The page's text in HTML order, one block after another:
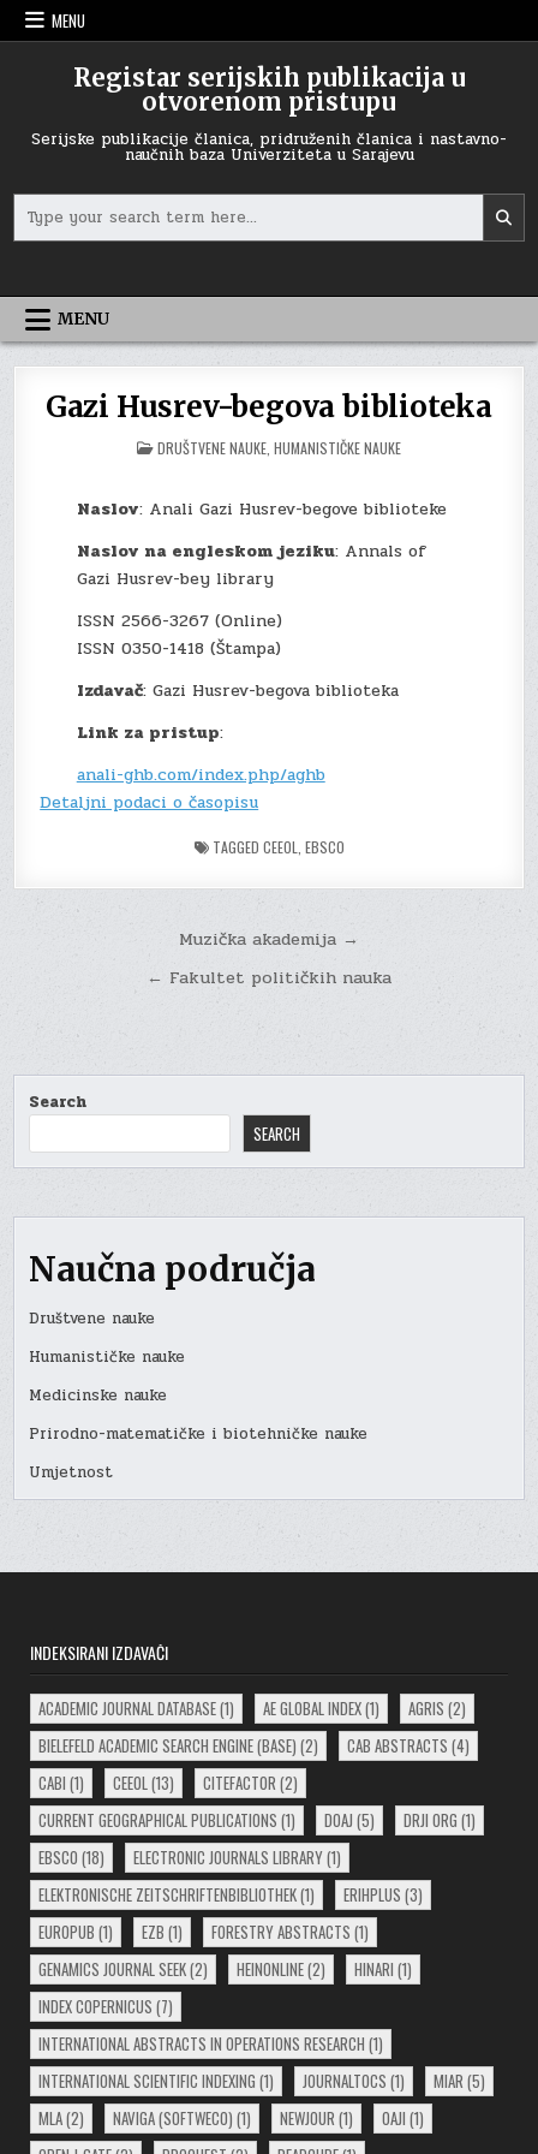
Skip
to
MENU
Registar serijskih publikacija u
otvorenom pristupu
Serijske publikacije članica, pridruženih članica i nastavno-
naučnih baza Univerziteta u Sarajevu
for:
MENU
Gazi Husrev-begova biblioteka
POSTED
IN
DRUŠTVENE NAUKE HUMANISTIČKE NAUKE
Naslov: Anali Gazi Husrev-begove biblioteke
Naslov na engleskom jeziku: Annals of
Gazi Husrev-bey library
ISSN 2566-3267 (Online)
ISSN 0350-1418 (Štampa)
Izdavač: Gazi Husrev-begova biblioteka
Link za pristup:
anali-ghb.com/index.php/aghb
Detaljni podaci o časopisu
TAGGED CEEOL EBSCO
navigation
Muzička akademija →
← Fakultet političkih nauka
Search
SEARCH
Naučna područja
Društvene nauke
Humanističke nauke
Medicinske nauke
Prirodno-matematičke i biotehničke nauke
Umjetnost
INDEKSIRANI IZDAVAČI
ACADEMIC JOURNAL DATABASE(1) AE GLOBAL INDEX(1) AGRIS (2)
BIELEFELD ACADEMIC SEARCH ENGINE (BASE) (2) CAB ABSTRACTS (4)
CABI (1) CEEOL (13) CITEFACTOR (2)
CURRENT GEOGRAPHICAL PUBLICATIONS (1) DOAJ (5) DRJI ORG (1)
EBSCO (18) ELECTRONIC JOURNALS LIBRARY(1)
ELEKTRONISCHE ZEITSCHRIFTENBIBLIOTHEK(1) ERIHPLUS (3)
EUROPUB (1) EZB (1) FORESTRY ABSTRACTS (1)
GENAMICS JOURNAL SEEK(2) HEINONLINE(2) HINARI (1)
INDEX COPERNICUS (7)
INTERNATIONAL ABSTRACTS IN OPERATIONS RESEARCH (1)
INTERNATIONAL SCIENTIFIC INDEXING (1) JOURNALTOCS (1) MIAR (5)
MLA(2) NAVIGA (SOFTWECO) (1) NEWJOUR (1) OAJI (1)